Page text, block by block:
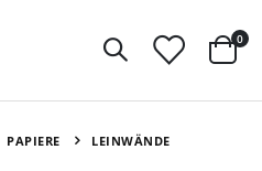
0
PAPIERE LEINWÄNDE